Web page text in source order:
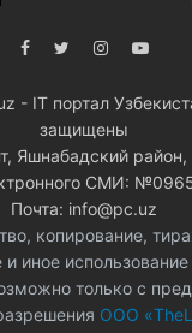
- IT портал
защищены
Яшнабадский район,
СМИ:
Почта: info@pc.uz
копирование,
и иное
только с
ООО